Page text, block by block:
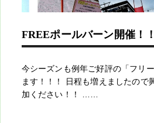
FREEポールバーン開催！！
今シーズンも例年ご好評の「フリ
ます！！！ 日程も増えましたので
加ください！！ ……